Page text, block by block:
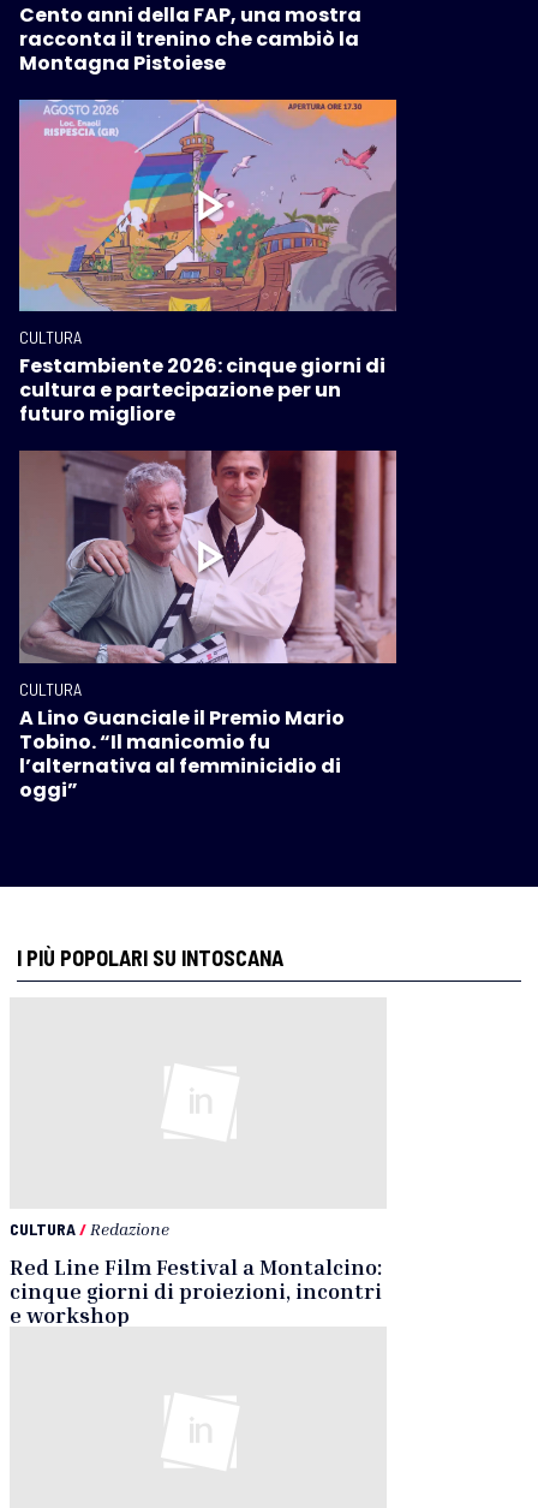
Cento anni della FAP, una mostra
racconta il trenino che cambiò la
Montagna Pistoiese
CULTURA
Festambiente 2026: cinque giorni di
cultura e partecipazione per un
futuro migliore
CULTURA
A Lino Guanciale il Premio Mario
Tobino. “Il manicomio fu
l’alternativa al femminicidio di
oggi”
I PIÙ POPOLARI SU INTOSCANA
CULTURA/ Redazione
Red Line Film Festival a Montalcino:
cinque giorni di proiezioni, incontri
e workshop